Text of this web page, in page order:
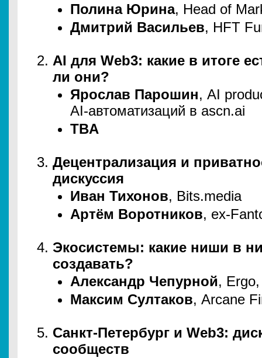
Полина Юрина, Head of
Дмитрий Васильев, HFT
AI для Web3: какие в итоге
ли они?
Ярослав Парошин, AI
AI-автоматизаций в ascn.ai
TBA
Децентрализация и
дискуссия
Иван Тихонов, Bits.media
Артём Воротников, ex-
Экосистемы: какие ниши в
создавать?
Александр Чепурной,
Максим Султаков, Arcane
Санкт-Петербург и Web3:
сообществ